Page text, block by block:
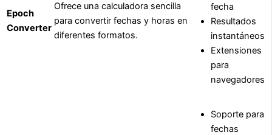
Epoch
Converter
Ofrece una calculadora sencilla
para convertir fechas y horas en
diferentes formatos.
fecha
Resultados
instantáneos
Extensiones
para
navegadores
Soporte para
fechas